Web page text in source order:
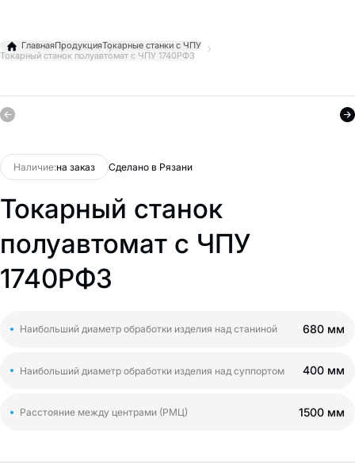
ГлавнаяПродукцияТокарные станки с ЧПУ
Токарный станок полуавтомат с ЧПУ 1740РФ3
Наличие:на заказ Сделано в Рязани
Токарный станок
полуавтомат с ЧПУ
1740РФ3
Наибольший диаметр обработки изделия над станиной 680 мм
Наибольший диаметр обработки изделия над суппортом 400 мм
Расстояние между центрами (РМЦ) 1500 мм